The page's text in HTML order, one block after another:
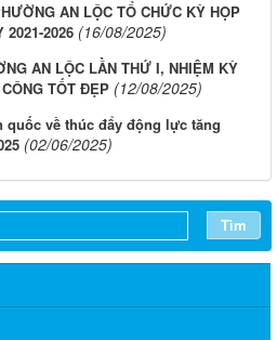
AN LỘC TỔ CHỨC KỲ HỌP
2021-2026 (16/08/2025)
AN LỘC LẦN THỨ I, NHIỆM KỲ
TỐT ĐẸP (12/08/2025)
về thúc đẩy động lực tăng
(02/06/2025)
Tìm